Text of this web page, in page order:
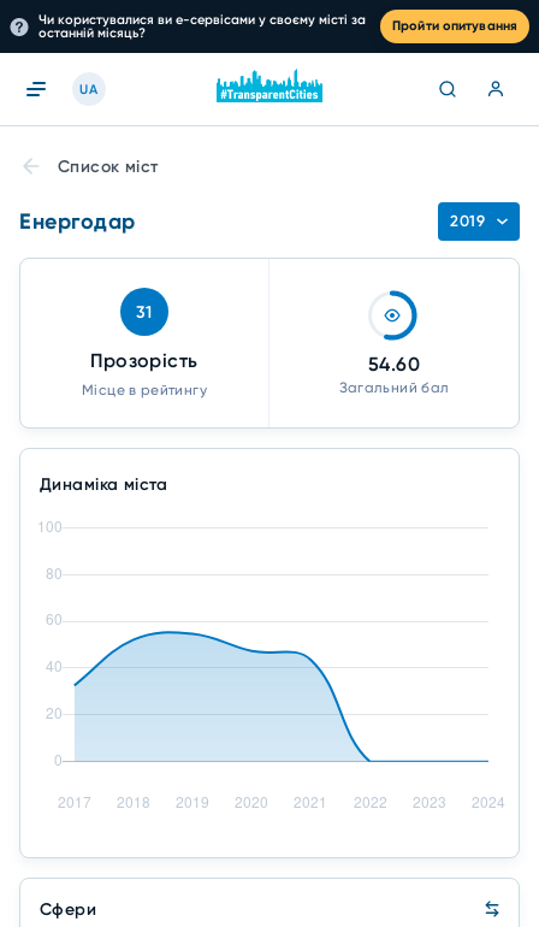
Чи користувалися ви е-сервісами у своєму місті за
останній місяць?
Пройти опитування
UA
Список міст
Енергодар 2019
31
Прозорість
Місце в рейтингу
54.60
Загальний бал
Динаміка міста
Сфери